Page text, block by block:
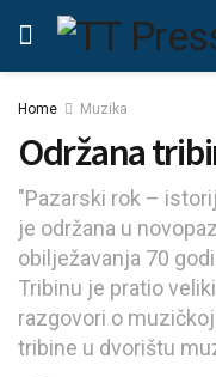
Home Muzika
Održana
"Pazarski rok –
je održana u
obilježavanja 70
Tribinu je pratio
razgovori o
tribine u dvorištu